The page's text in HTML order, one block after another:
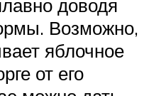
доводя
Возможно,
яблочное
от его